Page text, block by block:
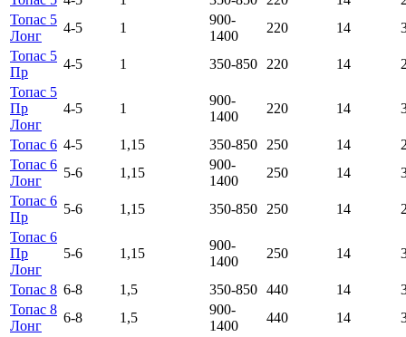
Топас 5
Лонг
4-5 1
900-
1400
220 14
Топас 5
Пр
4-5 1 350-850 220 14
Топас 5
Пр
Лонг
4-5 1
900-
1400
220 14
Топас 6 4-5 1,15 350-850 250 14
Топас 6
Лонг
5-6 1,15
900-
1400
250 14
Топас 6
Пр
5-6 1,15 350-850 250 14
Топас 6
Пр
Лонг
5-6 1,15
900-
1400
250 14
Топас 8 6-8 1,5 350-850 440 14
Топас 8
Лонг
6-8 1,5
900-
1400
440 14